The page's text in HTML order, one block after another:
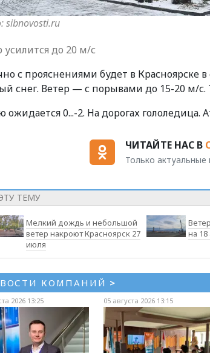
sibnovosti.ru
усилится до 20 м/с
с прояснениями будет в
снег. Ветер — с порывами до 15-20 м/с.
ожидается 0...-2. На дорогах гололедица.
ЧИТАЙТЕ НАС В
Только
ТЕМУ
Мелкий дождь и небольшой
ветер накроют Красноярск 27
июля
на
КОМПАНИЙ >
2026 13:25 05 августа 2026 13:15